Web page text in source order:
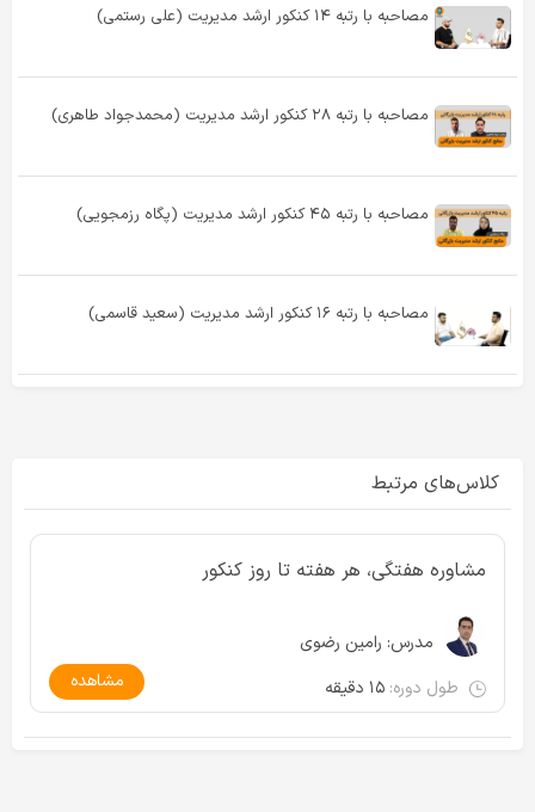
مصاحبه با رتبه ۱۴ کنکور ارشد مدیریت (علی رستمی)
مصاحبه با رتبه ۲۸ کنکور ارشد مدیریت (محمدجواد طاهری)
مصاحبه با رتبه ۴۵ کنکور ارشد مدیریت (پگاه رزمجویی)
مصاحبه با رتبه ۱۶ کنکور ارشد مدیریت (سعید قاسمی)
کلاس‌های مرتبط
مشاوره هفتگی، هر هفته تا روز کنکور
مدرس: رامین رضوی
طول دوره: ۱۵ دقیقه مشاهده